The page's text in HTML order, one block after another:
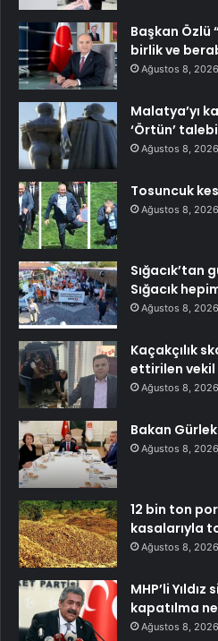
Başkan Özlü
birlik ve
Ağustos 8, 2026
Malatya’yı
‘Örtün’ talebi
Ağustos 8, 2026
Tosuncuk
Ağustos 8, 2026
Sığacık’tan
Sığacık
Ağustos 8, 2026
Kaçakçılık
ettirilen vekil
Ağustos 8, 2026
Bakan
Ağustos 8, 2026
12 bin ton
kasalarıyla
Ağustos 8, 2026
MHP’li
kapatılma
Ağustos 8, 2026